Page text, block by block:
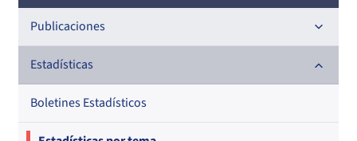
Publicaciones
Documentos de trabajo
Documentos metodológicos
Estadísticas
Boletines Estadísticos